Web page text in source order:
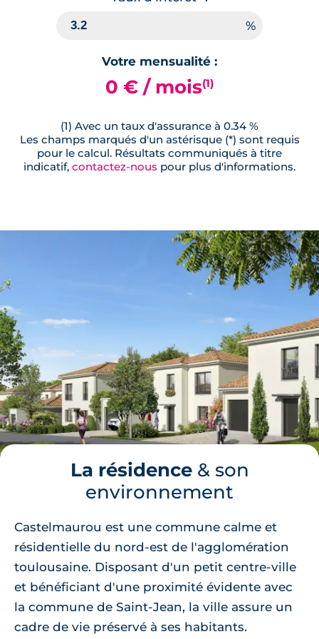
Votre mensualité :
0 € / mois(1)
(1) Avec un taux d'assurance à 0.34 %
Les champs marqués d'un astérisque (*) sont requis
pour le calcul. Résultats communiqués à titre
indicatif, contactez-nous pour plus d'informations.
La résidence& son
environnement
Castelmaurou est une commune calme et
résidentielle du nord-est de l'agglomération
toulousaine. Disposant d'un petit centre-ville
et bénéficiant d'une proximité évidente avec
la commune de Saint-Jean, la ville assure un
cadre de vie préservé à ses habitants.